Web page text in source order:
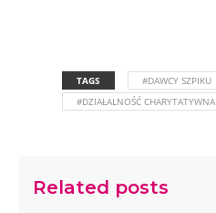
TAGS
#DAWCY SZPIKU
#DZIAŁALNOŚĆ CHARYTATYWNA
Related posts